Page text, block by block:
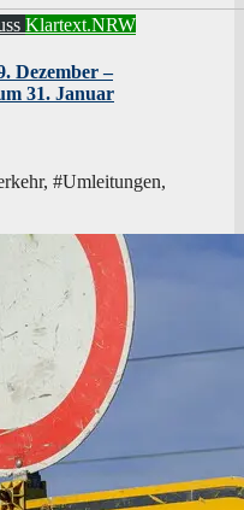
Klartext.NRW
Dezember –
31. Januar
#Umleitungen,